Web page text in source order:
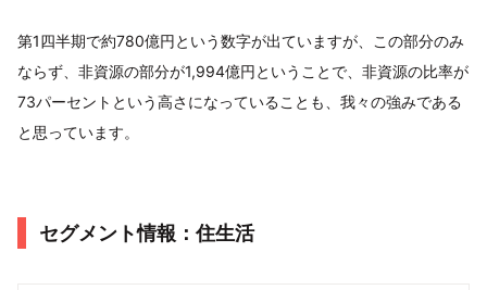
第1四半期で約780億円という数字が出ていますが、この部分のみ
ならず、非資源の部分が1,994億円ということで、非資源の比率が
73パーセントという高さになっていることも、我々の強みである
と思っています。
セグメント情報：住生活